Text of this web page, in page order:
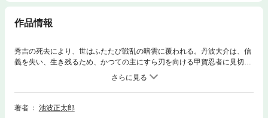
作品情報
秀吉の死去により、世はふたたび戦乱の暗雲に覆われる。丹波大介は、信
義を失い、生き残るため、かつての主にすら刃を向ける甲賀忍者に見切り
をつけ、己の信ずる者のためだけに闘うことを心に誓う。伊賀のみなら
ず、甲賀すらも敵にまわす孤独な闘いの日々。時あたかも関ケ原の決戦前
夜。大介は石田三成、真田昌幸・幸村父子に己の命運を賭けて家康暗殺を
決意するが……。“忍者の戦国史”として永く読み継がれる傑作時代長編。
著者
池波正太郎